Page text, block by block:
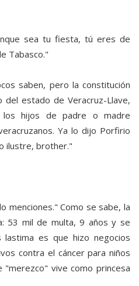
sea tu fiesta, tú eres de
Tabasco."
saben, pero la constitución
estado de Veracruz-Llave,
los hijos de padre o madre
Ya lo dijo Porfirio
ilustre, brother."
menciones." Como se sabe, la
53 mil de multa, 9 años y se
es que hizo negocios
contra el cáncer para niños
vive como princesa